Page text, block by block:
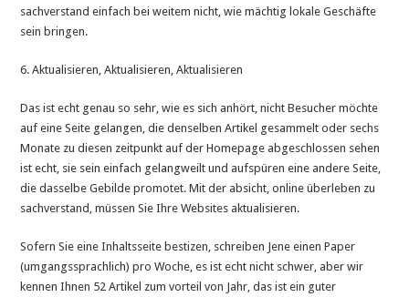
sachverstand einfach bei weitem nicht, wie mächtig lokale Geschäfte
sein bringen.
6. Aktualisieren, Aktualisieren, Aktualisieren
Das ist echt genau so sehr, wie es sich anhört, nicht Besucher möchte
auf eine Seite gelangen, die denselben Artikel gesammelt oder sechs
Monate zu diesen zeitpunkt auf der Homepage abgeschlossen sehen
ist echt, sie sein einfach gelangweilt und aufspüren eine andere Seite,
die dasselbe Gebilde promotet. Mit der absicht, online überleben zu
sachverstand, müssen Sie Ihre Websites aktualisieren.
Sofern Sie eine Inhaltsseite bestizen, schreiben Jene einen Paper
(umgangssprachlich) pro Woche, es ist echt nicht schwer, aber wir
kennen Ihnen 52 Artikel zum vorteil von Jahr, das ist ein guter